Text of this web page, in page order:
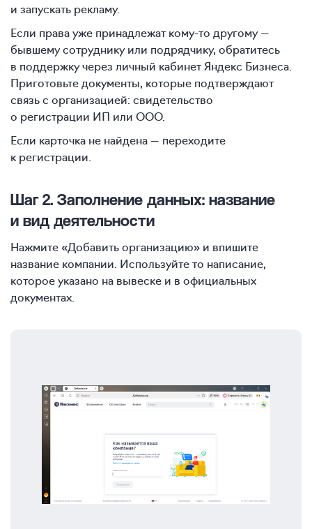
и запускать рекламу.
Если права уже принадлежат кому-то другому —
бывшему сотруднику или подрядчику, обратитесь
в поддержку через личный кабинет Яндекс Бизнеса.
Приготовьте документы, которые подтверждают
связь с организацией: свидетельство
о регистрации ИП или ООО.
Если карточка не найдена — переходите
к регистрации.
Шаг 2. Заполнение данных: название
и вид деятельности
Нажмите «Добавить организацию» и впишите
название компании. Используйте то написание,
которое указано на вывеске и в официальных
документах.